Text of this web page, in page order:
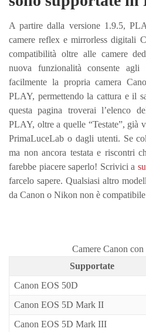
A partire dalla versione 1.9.5,
camere reflex e mirrorless digitali
compatibilità oltre alle camere
nuova funzionalità consente agli
facilmente la propria camera
PLAY, permettendo la cattura e il
questa pagina troverai l’elenco
PLAY, oltre a quelle “Testate”, già
PrimaLuceLab o dagli utenti. Se
ma non ancora testata e riscontri
farebbe piacere saperlo! Scrivici a
farcelo sapere. Qualsiasi altro
da Canon o Nikon non è
Camere Canon
Supportate
Canon EOS 50D
Canon EOS 5D Mark II
Canon EOS 5D Mark III